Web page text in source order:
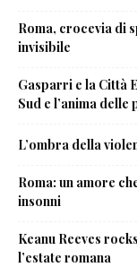
Roma, crocevia di
invisibile
Gasparri e la Città
Sud e l’anima delle
L’ombra della
Roma: un amore
insonni
Keanu Reeves
l’estate romana